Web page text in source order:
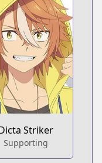
Striker
Supporting